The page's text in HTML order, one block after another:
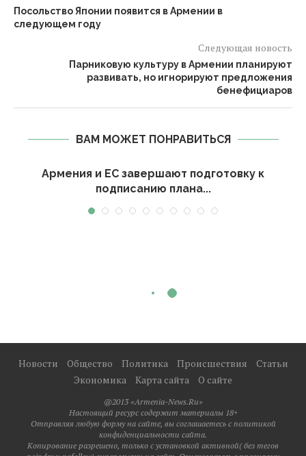
Посольство Японии появится в Армении в
следующем году
Следующая новость
Парниковую культуру в Армении планируют
развивать, но игнорируют предложения
бенефициаров
ВАМ МОЖЕТ ПОНРАВИТЬСЯ
Армения и ЕС завершают подготовку к
подписанию плана...
Новости Общество Политика Происшествия
Статьи
Экономика
Карта сайта О сайте
@2013 «Armenia-News.Ru»
Настоящий ресурс содержит материалы 18+
Отправляя любую форму на сайте, вы соглашаетесь с политикой
конфиденциальности сайта.
Копирование разрешено, только с установкой активной( без тегов